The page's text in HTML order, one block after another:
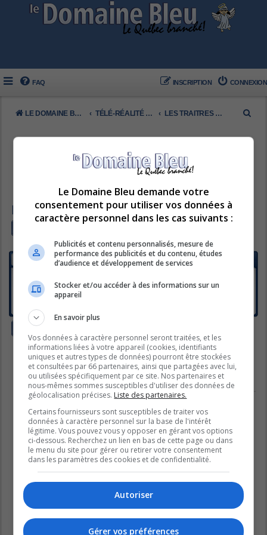
FAQ CONNEXION
INSCRIPTION
LE DOMAINE BLEU TÉLÉ-RÉALITÉ FRANCOPHONE LES TRAITRES 2025
r
LES TRAITRES 2025
1 sujet • Page1sur1
SUJETS
et CRAVE
Dernier message par
Nouveau sujet
1 sujet • Page1 sur 1
Aller
PERMISSIONS DU FORUM
Vousne pouvez paspublier de nouveaux sujets dans ce forum
ne pouvez pas
répondre aux sujets dans ce forum
Vousne pouvez pas modifier vos messages dans ce forum
Vousne pouvez passupprimer vos messages dans ce forum
Vousne pouvez pas transférer de pièces jointes dans ce forum
Le Domaine Bleu demande votre
consentement pour utiliser vos données à
caractère personnel dans les cas suivants :
Publicités et contenu personnalisés, mesure de
performance des publicités et du contenu, études
d’audience et développement de services
Stocker et/ou accéder à des informations sur un
appareil
En savoir plus
Vos données à caractère personnel seront traitées, et les
informations liées à votre appareil (cookies, identifiants
uniques et autres types de données) pourront être stockées
et consultées par 66 partenaires, ainsi que partagées avec lui,
ou utilisées spécifiquement par ce site. Nos partenaires et
nous-mêmes sommes susceptibles d'utiliser des données de
géolocalisation précises. Liste des partenaires.
Certains fournisseurs sont susceptibles de traiter vos
données à caractère personnel sur la base de l'intérêt
légitime. Vous pouvez vous y opposer en gérant vos options
ci-dessous. Recherchez un lien en bas de cette page ou dans
le menu du site pour gérer ou retirer votre consentement
dans les paramètres des cookies et de confidentialité.
Autoriser
Gérer vos préférences